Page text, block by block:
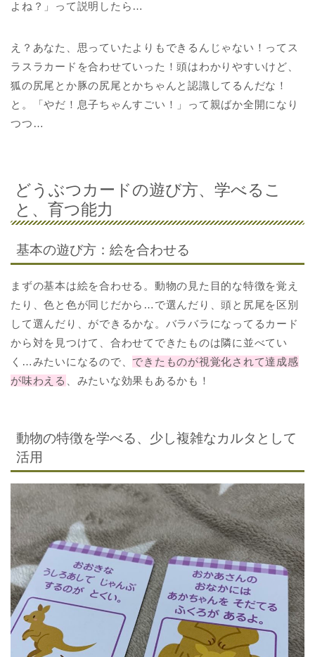
よね？」って説明したら…
え？あなた、思っていたよりもできるんじゃない！ってス
ラスラカードを合わせていった！頭はわかりやすいけど、
狐の尻尾とか豚の尻尾とかちゃんと認識してるんだな！
と。「やだ！息子ちゃんすごい！」って親ばか全開になり
つつ…
どうぶつカードの遊び方、学べるこ
と、育つ能力
基本の遊び方：絵を合わせる
まずの基本は絵を合わせる。動物の見た目的な特徴を覚え
たり、色と色が同じだから…で選んだり、頭と尻尾を区別
して選んだり、ができるかな。バラバラになってるカード
から対を見つけて、合わせてできたものは隣に並べてい
く…みたいになるので、 できたものが視覚化されて達成感
が味わえる
、みたいな効果もあるかも！
動物の特徴を学べる、少し複雑なカルタとして
活用